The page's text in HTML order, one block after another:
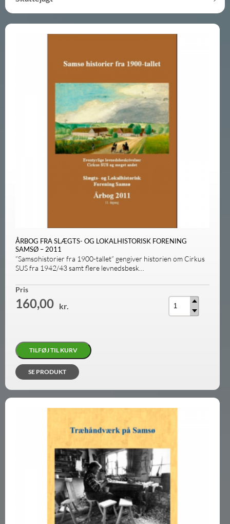
ÅRBOG FRA SLÆGTS- OG LOKALHISTORISK FORENING
SAMSØ – 2011
”Samsøhistorier fra 1900-tallet” gengiver historien om Cirkus
SUS fra 1942/43 samt flere levnedsbesk…
Pris
160,00 kr.
TILFØJ TIL KURV
SE PRODUKT